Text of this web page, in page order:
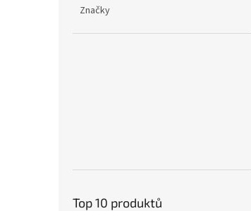
Značky
Top 10 produktů